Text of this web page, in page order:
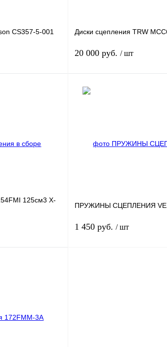
CS357-5-001 Диски сцепления TRW
20 000 руб. / шт
125см3 X-
ПРУЖИНЫ СЦЕПЛЕНИЯ
1 450 руб. / шт